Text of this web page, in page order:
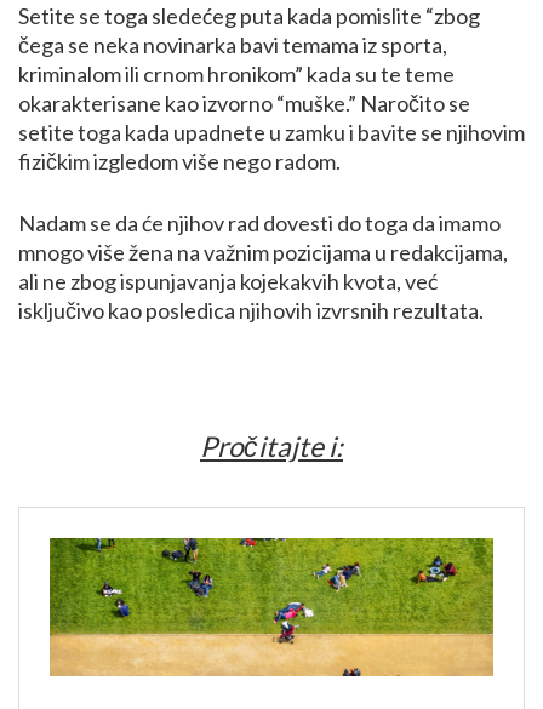
Setite se toga sledećeg puta kada pomislite “zbog
čega se neka novinarka bavi temama iz sporta,
kriminalom ili crnom hronikom” kada su te teme
okarakterisane kao izvorno “muške.” Naročito se
setite toga kada upadnete u zamku i bavite se njihovim
fizičkim izgledom više nego radom.
Nadam se da će njihov rad dovesti do toga da imamo
mnogo više žena na važnim pozicijama u redakcijama,
ali ne zbog ispunjavanja kojekakvih kvota, već
isključivo kao posledica njihovih izvrsnih rezultata.
Pročitajte i: